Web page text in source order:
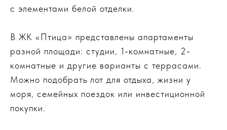
с элементами белой отделки.
В ЖК «Птица» представлены апартаменты
разной площади: студии, 1-комнатные, 2-
комнатные и другие варианты с террасами.
Можно подобрать лот для отдыха, жизни у
моря, семейных поездок или инвестиционной
покупки.